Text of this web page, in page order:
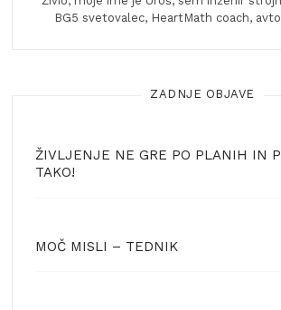
BG5 svetovalec, HeartMath coach,
ZADNJE OBJAVE
ŽIVLJENJE NE GRE PO PLANIH IN
TAKO!
MOČ MISLI – TEDNIK